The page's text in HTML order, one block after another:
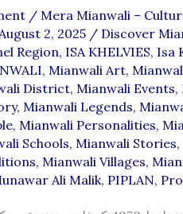
/ Mera Mianwali –
August 2, 2025 / Discover
Region, ISA KHELVIES, Isa
, Mianwali Art,
District, Mianwali Events,
, Mianwali Legends,
, Mianwali Personalities,
Schools, Mianwali Stories,
, Mianwali Villages,
Ali Malik, PIPLAN,